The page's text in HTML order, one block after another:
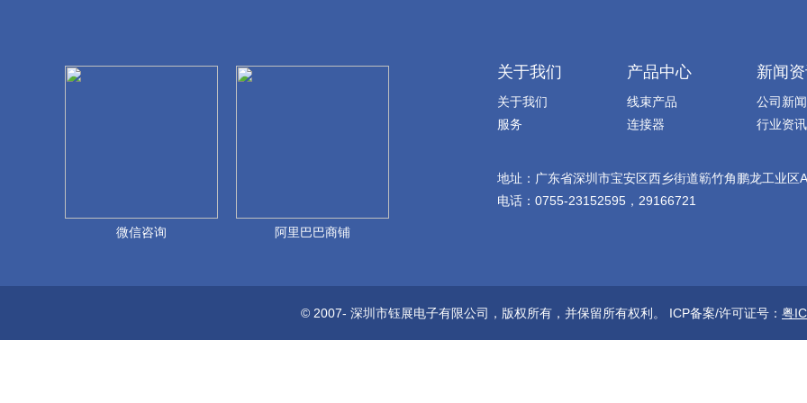
微信咨询 阿里巴巴商铺
关于我们
关于我们
服务
产品中心
线束产品
连接器
新闻
公司新闻
行业资讯
地址：广东省深圳市宝安区西乡街道簕竹角鹏龙工业区
电话：0755-23152595，29166721
© 2007- 深圳市钰展电子有限公司，版权所有，并保留所有权利。 ICP备案/许可证号： 粤